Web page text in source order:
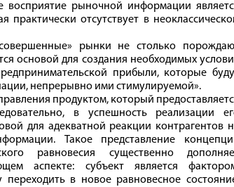
восприятие рыночной информации
отсутствует в
рынки не столько
основой для создания необходимых
прибыли, которые
непрерывно ими стимулируемой».
продуктом, который
в успешность реализации
для адекватной реакции контрагентов
Такое представление
равновесия существенно
аспекте: субъект является
в новое равновесное